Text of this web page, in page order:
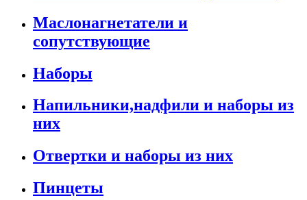
Маслонагнетатели и
сопутствующие
Наборы
Напильники,надфили и наборы из
них
Отвертки и наборы из них
Пинцеты